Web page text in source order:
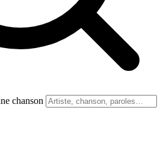
chanson